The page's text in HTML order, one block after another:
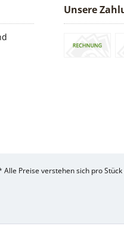
Unsere
Alle Preise verstehen sich pro